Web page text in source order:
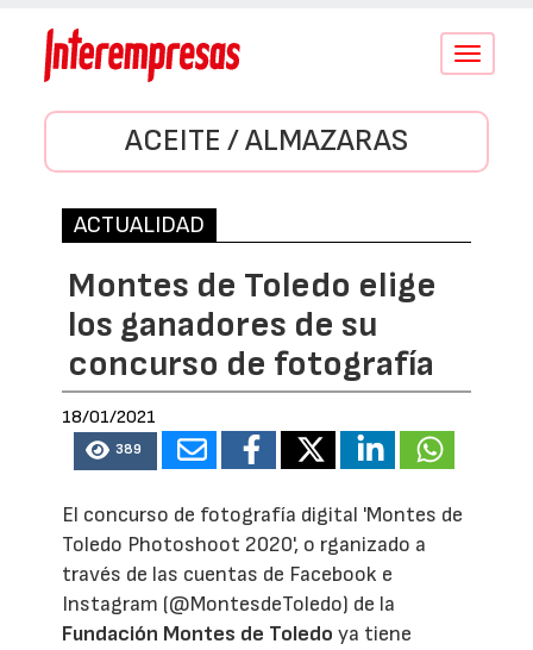
Conmutar
ACEITE / ALMAZARAS
ACTUALIDAD
Montes de Toledo elige
los ganadores de su
concurso de fotografía
18/01/2021
389
El concurso de fotografía digital 'Montes de
Toledo Photoshoot 2020', o rganizado a
través de las cuentas de Facebook e
Instagram (@MontesdeToledo) de la
Fundación Montes de Toledo ya tiene